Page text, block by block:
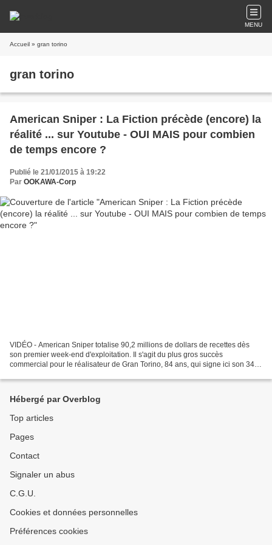
MENU
Accueil » gran torino
gran torino
American Sniper : La Fiction précède (encore) la
réalité ... sur Youtube - OUI MAIS pour combien
de temps encore ?
Publié le 21/01/2015 à 19:22
Par OOKAWA-Corp
VIDÉO - American Sniper totalise 90,2 millions de dollars de recettes dès
son premier week-end d'exploitation. Il s'agit du plus gros succès
commercial pour le réalisateur de Gran Torino, 84 ans, qui signe ici son 34e
Hébergé par Overblog
Top articles
Pages
Contact
Signaler un abus
C.G.U.
Cookies et données personnelles
Préférences cookies